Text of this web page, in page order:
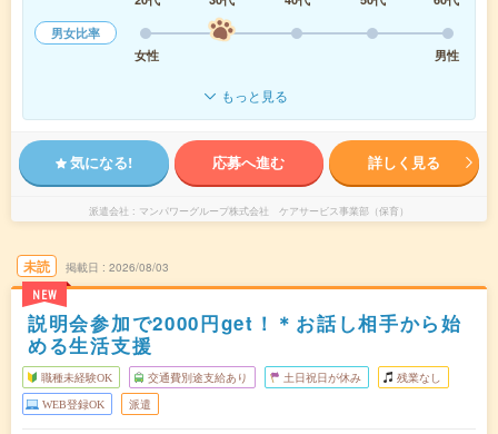
男女比率
女性
男性
もっと見る
気になる! 応募へ進む 詳しく見る
派遣会社 マンパワーグループ株式会社 ケアサービス事業部（保育）
未読
NEW
掲載日 2026/08/03
説明会参加で2000円get！＊お話し相手から始
める生活支援
職種未経験OK 交通費別途支給あり 土日祝日が休み 残業なし
WEB登録OK 派遣